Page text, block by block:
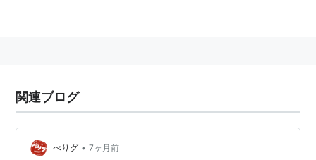
関連ブログ
ぺりグ • 7ヶ月前